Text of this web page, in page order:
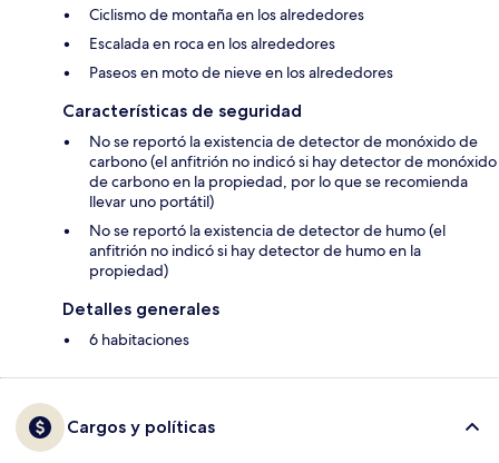
Ciclismo de montaña en los alrededores
Escalada en roca en los alrededores
Paseos en moto de nieve en los alrededores
Características de seguridad
No se reportó la existencia de detector de monóxido de
carbono (el anfitrión no indicó si hay detector de monóxido
de carbono en la propiedad, por lo que se recomienda
llevar uno portátil)
No se reportó la existencia de detector de humo (el
anfitrión no indicó si hay detector de humo en la
propiedad)
Detalles generales
6 habitaciones
Cargos y políticas